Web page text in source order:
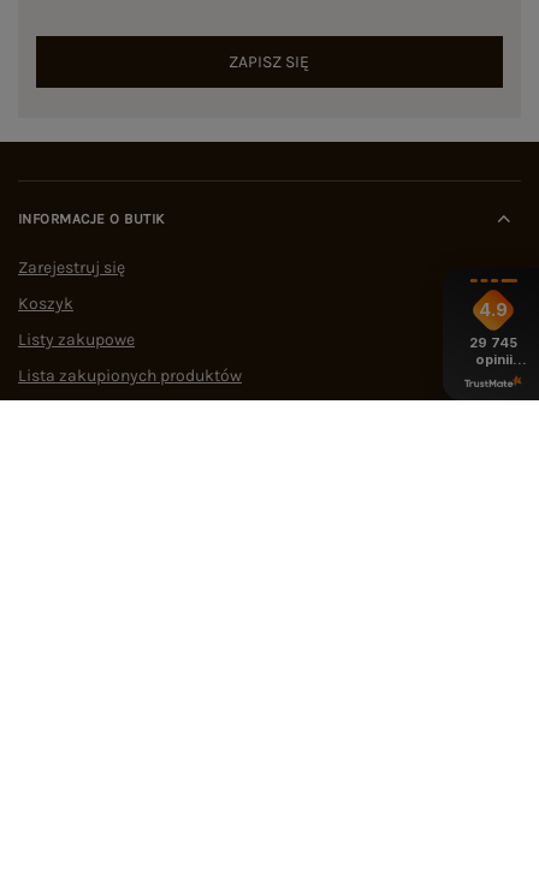
ZAPISZ SIĘ
INFORMACJE O BUTIK
Zarejestruj się
Koszyk
Listy zakupowe
Lista zakupionych produktów
4.9
29 745
opinii
z całego